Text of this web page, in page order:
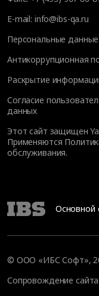
E-mail: info@ibs-qa.ru
Персональные
Антикоррупционная
Раскрытие
Согласие
данных
Этот сайт защищен
Применяются
обслуживания.
Основной
© ООО «ИБС Софт»,
Сопровождение сайта